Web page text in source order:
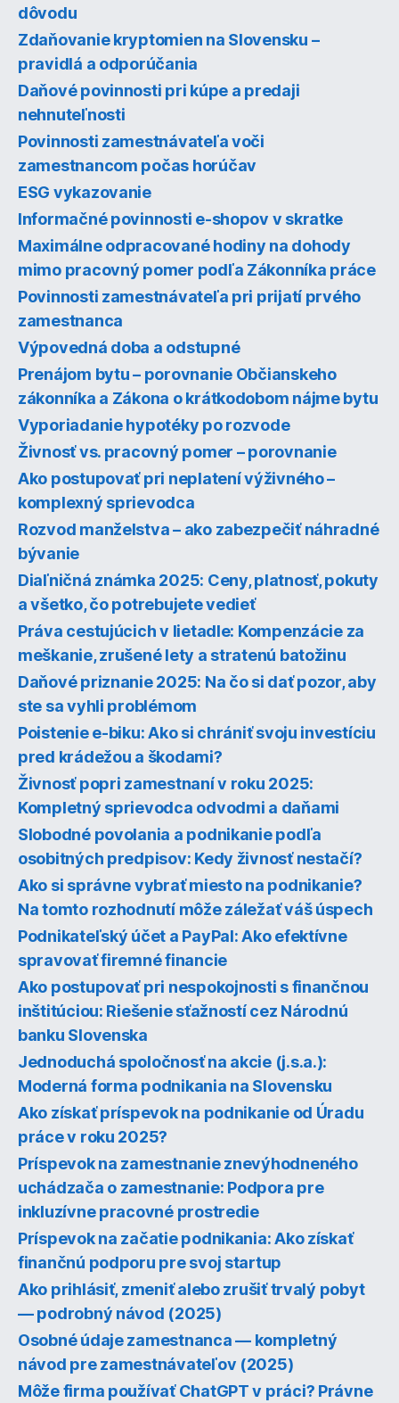
dôvodu
Zdaňovanie kryptomien na Slovensku –
pravidlá a odporúčania
Daňové povinnosti pri kúpe a predaji
nehnuteľnosti
Povinnosti zamestnávateľa voči
zamestnancom počas horúčav
ESG vykazovanie
Informačné povinnosti e-shopov v skratke
Maximálne odpracované hodiny na dohody
mimo pracovný pomer podľa Zákonníka práce
Povinnosti zamestnávateľa pri prijatí prvého
zamestnanca
Výpovedná doba a odstupné
Prenájom bytu – porovnanie Občianskeho
zákonníka a Zákona o krátkodobom nájme bytu
Vyporiadanie hypotéky po rozvode
Živnosť vs. pracovný pomer – porovnanie
Ako postupovať pri neplatení výživného –
komplexný sprievodca
Rozvod manželstva – ako zabezpečiť náhradné
bývanie
Diaľničná známka 2025: Ceny, platnosť, pokuty
a všetko, čo potrebujete vedieť
Práva cestujúcich v lietadle: Kompenzácie za
meškanie, zrušené lety a stratenú batožinu
Daňové priznanie 2025: Na čo si dať pozor, aby
ste sa vyhli problémom
Poistenie e-biku: Ako si chrániť svoju investíciu
pred krádežou a škodami?
Živnosť popri zamestnaní v roku 2025:
Kompletný sprievodca odvodmi a daňami
Slobodné povolania a podnikanie podľa
osobitných predpisov: Kedy živnosť nestačí?
Ako si správne vybrať miesto na podnikanie?
Na tomto rozhodnutí môže záležať váš úspech
Podnikateľský účet a PayPal: Ako efektívne
spravovať firemné financie
Ako postupovať pri nespokojnosti s finančnou
inštitúciou: Riešenie sťažností cez Národnú
banku Slovenska
Jednoduchá spoločnosť na akcie (j.s.a.):
Moderná forma podnikania na Slovensku
Ako získať príspevok na podnikanie od Úradu
práce v roku 2025?
Príspevok na zamestnanie znevýhodneného
uchádzača o zamestnanie: Podpora pre
inkluzívne pracovné prostredie
Príspevok na začatie podnikania: Ako získať
finančnú podporu pre svoj startup
Ako prihlásiť, zmeniť alebo zrušiť trvalý pobyt
— podrobný návod (2025)
Osobné údaje zamestnanca — kompletný
návod pre zamestnávateľov (2025)
Môže firma používať ChatGPT v práci? Právne